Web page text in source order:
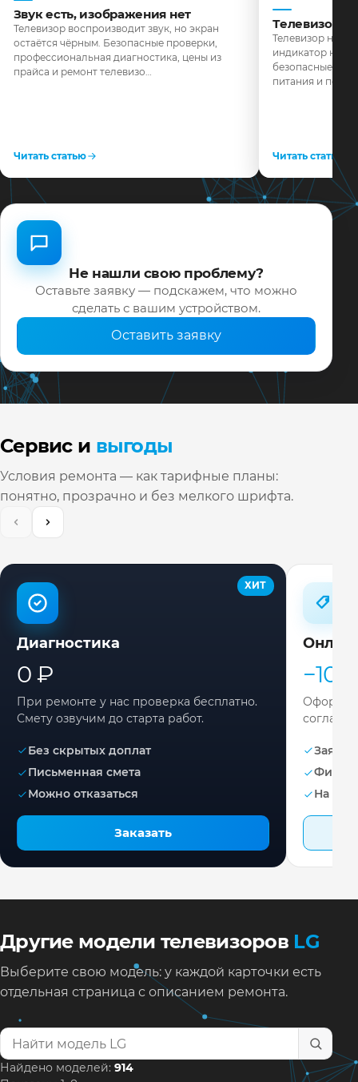
Звук есть, изображения нет
Телевизор воспроизводит звук, но экран
остаётся чёрным. Безопасные проверки,
профессиональная диагностика, цены из
прайса и ремонт телевизо…
Читать статью
Телевизор
Телевизор не
индикатор не
безопасные
питания и
Читать статью
Не нашли свою проблему?
Оставьте заявку — подскажем, что можно
сделать с вашим устройством.
Оставить заявку
Сервис и выгоды
Условия ремонта — как тарифные планы:
понятно, прозрачно и без мелкого шрифта.
ХИТ
Диагностика
0 ₽
При ремонте у нас проверка бесплатно.
Смету озвучим до старта работ.
Без скрытых доплат
Письменная смета
Можно отказаться
Заказать
−10%
Заявка
На
Другие модели телевизоров LG
Выберите свою модель: у каждой карточки есть
отдельная страница с описанием ремонта.
Найти модель телевизора
Найдено моделей: 914